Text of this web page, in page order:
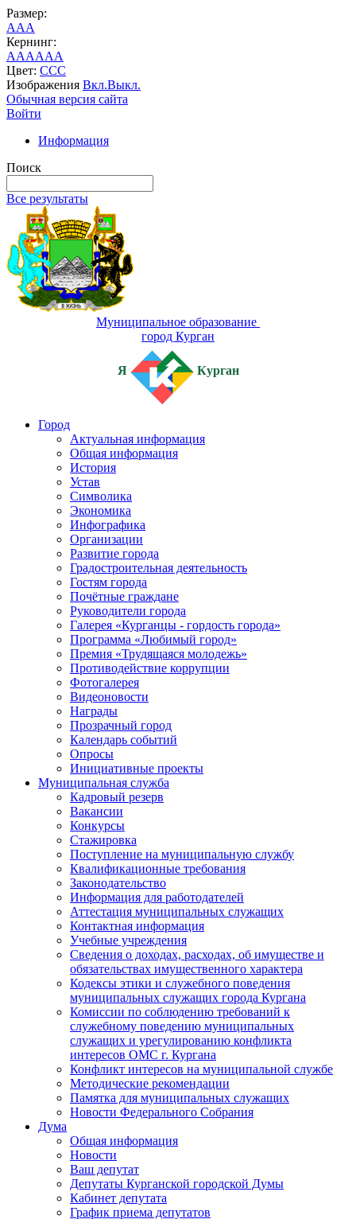
Размер:
AAA
Кернинг:
AAAAAA
Цвет: CCC
Изображения Вкл.Выкл.
Обычная версия сайта
Войти
Информация
Поиск
Все результаты
Муниципальное образование
город Курган
Я Курган
Город
Актуальная информация
Общая информация
История
Устав
Символика
Экономика
Инфографика
Организации
Развитие города
Градостроительная деятельность
Гостям города
Почётные граждане
Руководители города
Галерея «Курганцы - гордость города»
Программа «Любимый город»
Премия «Трудящаяся молодежь»
Противодействие коррупции
Фотогалерея
Видеоновости
Награды
Прозрачный город
Календарь событий
Опросы
Инициативные проекты
Муниципальная служба
Кадровый резерв
Вакансии
Конкурсы
Стажировка
Поступление на муниципальную службу
Квалификационные требования
Законодательство
Информация для работодателей
Аттестация муниципальных служащих
Контактная информация
Учебные учреждения
Сведения о доходах, расходах, об имуществе и
обязательствах имущественного характера
Кодексы этики и служебного поведения
муниципальных служащих города Кургана
Комиссии по соблюдению требований к
служебному поведению муниципальных
служащих и урегулированию конфликта
интересов ОМС г. Кургана
Конфликт интересов на муниципальной службе
Методические рекомендации
Памятка для муниципальных служащих
Новости Федерального Cобрания
Дума
Общая информация
Новости
Ваш депутат
Депутаты Курганской городской Думы
Кабинет депутата
График приема депутатов